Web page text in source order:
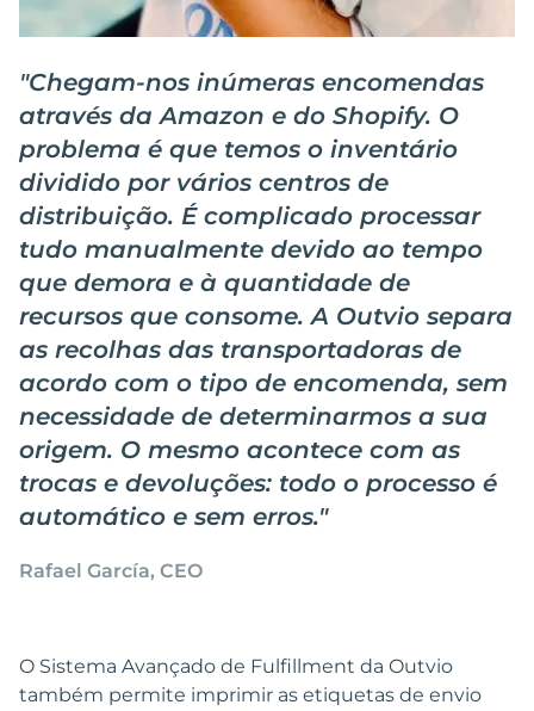
"Chegam-nos inúmeras encomendas
através da Amazon e do Shopify. O
problema é que temos o inventário
dividido por vários centros de
distribuição. É complicado processar
tudo manualmente devido ao tempo
que demora e à quantidade de
recursos que consome. A Outvio separa
as recolhas das transportadoras de
acordo com o tipo de encomenda, sem
necessidade de determinarmos a sua
origem. O mesmo acontece com as
trocas e devoluções: todo o processo é
automático e sem erros."
Rafael García, CEO
O Sistema Avançado de Fulfillment da Outvio
também permite imprimir as etiquetas de envio